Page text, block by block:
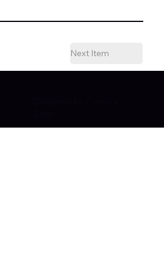
Next Item